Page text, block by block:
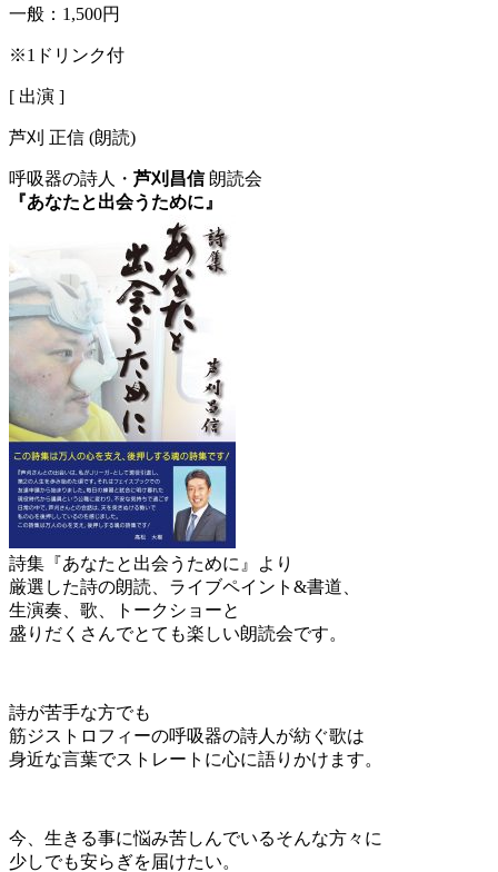
一般： 1,500円
※1ドリンク付
[ 出演 ]
芦刈 正信 (朗読)
呼吸器の詩人・ 芦刈昌信朗読会
『あなたと出会うために』
詩集『あなたと出会うために』より
厳選した詩の朗読、ライブペイント&書道、
生演奏、歌、トークショーと
盛りだくさんでとても楽しい朗読会です。
詩が苦手な方でも
筋ジストロフィーの呼吸器の詩人が紡ぐ歌は
身近な言葉でストレートに心に語りかけます。
今、生きる事に悩み苦しんでいるそんな方々に
少しでも安らぎを届けたい。